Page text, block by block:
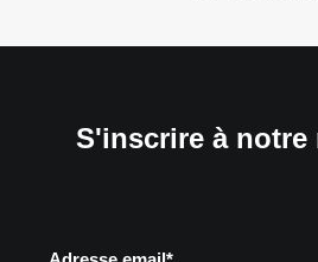
S'inscrire à notre